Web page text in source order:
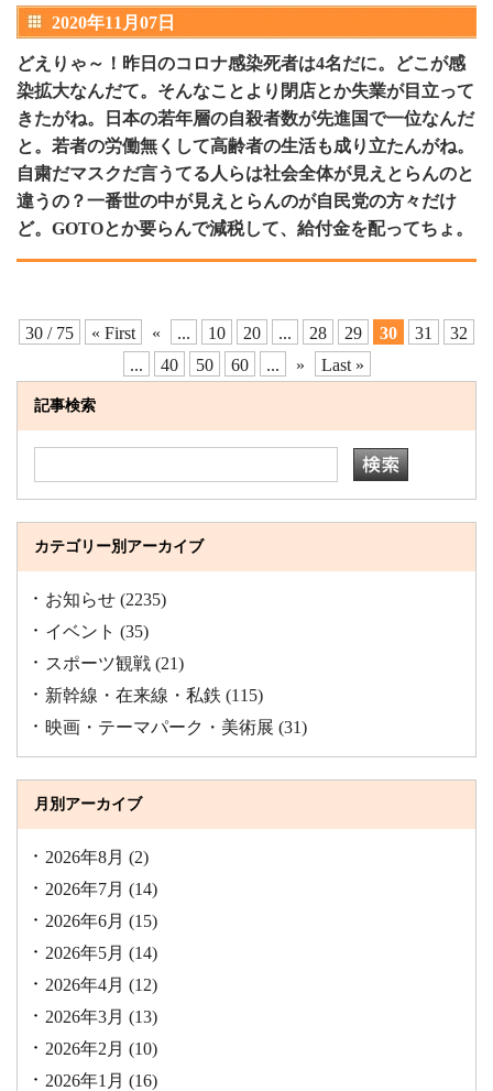
2020年11月07日
どえりゃ～！昨日のコロナ感染死者は4名だに。どこが感
染拡大なんだて。そんなことより閉店とか失業が目立って
きたがね。日本の若年層の自殺者数が先進国で一位なんだ
と。若者の労働無くして高齢者の生活も成り立たんがね。
自粛だマスクだ言うてる人らは社会全体が見えとらんのと
違うの？一番世の中が見えとらんのが自民党の方々だけ
ど。GOTOとか要らんで減税して、給付金を配ってちょ。
30 / 75 « First « ... 10 20 ... 28 29 30 31
32
...
40 50 60 ... » Last »
記事検索
カテゴリー別アーカイブ
お知らせ (2235)
イベント (35)
スポーツ観戦 (21)
新幹線・在来線・私鉄 (115)
映画・テーマパーク・美術展 (31)
月別アーカイブ
2026年8月 (2)
2026年7月 (14)
2026年6月 (15)
2026年5月 (14)
2026年4月 (12)
2026年3月 (13)
2026年2月 (10)
2026年1月 (16)